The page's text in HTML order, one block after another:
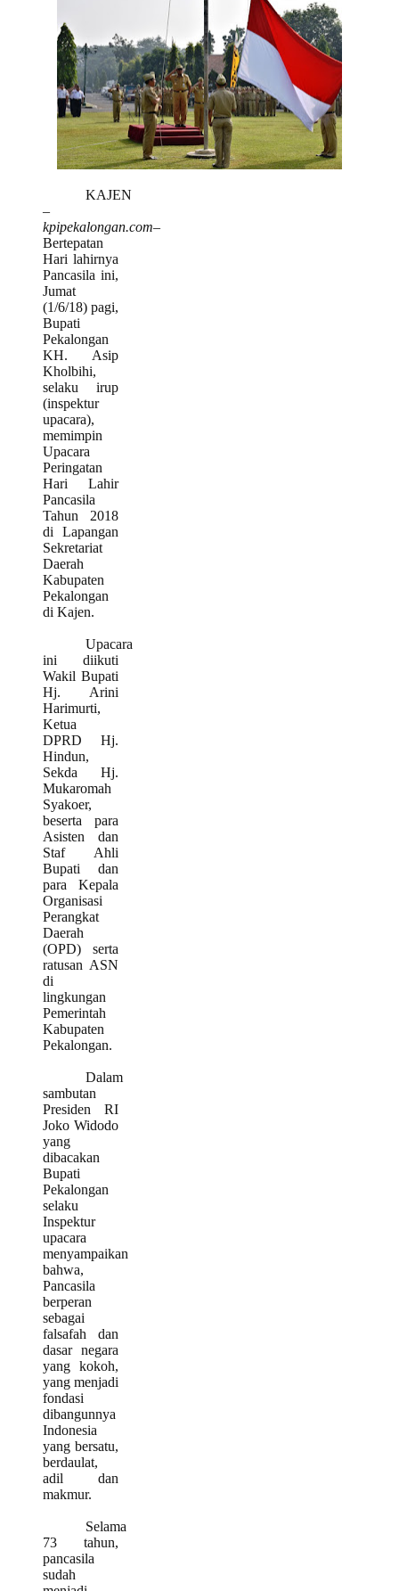
KAJEN
–
kpipekalongan.com–
Bertepatan
Hari lahirnya
Pancasila ini,
Jumat
(1/6/18) pagi,
Bupati
Pekalongan
KH. Asip
Kholbihi,
selaku irup
(inspektur
upacara),
memimpin
Upacara
Peringatan
Hari Lahir
Pancasila
Tahun 2018
di Lapangan
Sekretariat
Daerah
Kabupaten
Pekalongan
di Kajen.
Upacara
ini diikuti
Wakil Bupati
Hj. Arini
Harimurti,
Ketua
DPRD Hj.
Hindun,
Sekda Hj.
Mukaromah
Syakoer,
beserta para
Asisten dan
Staf Ahli
Bupati dan
para Kepala
Organisasi
Perangkat
Daerah
(OPD) serta
ratusan ASN
di
lingkungan
Pemerintah
Kabupaten
Pekalongan.
Dalam
sambutan
Presiden RI
Joko Widodo
yang
dibacakan
Bupati
Pekalongan
selaku
Inspektur
upacara
menyampaikan
bahwa,
Pancasila
berperan
sebagai
falsafah dan
dasar negara
yang kokoh,
yang menjadi
fondasi
dibangunnya
Indonesia
yang bersatu,
berdaulat,
adil dan
makmur.
Selama
73 tahun,
pancasila
sudah